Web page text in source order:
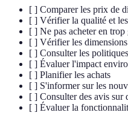
[ ] Comparer les prix de
[ ] Vérifier la qualité et
[ ] Ne pas acheter en trop
[ ] Vérifier les
[ ] Consulter les
[ ] Évaluer l'impact
[ ] Planifier les achats
[ ] S'informer sur les
[ ] Consulter des avis sur
[ ] Évaluer la